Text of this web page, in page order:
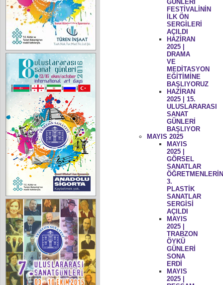
GÜNLERİ
FESTİVALİNİN
İLK ÖN
SERGİLERİ
AÇILDI
HAZİRAN
2025 |
DRAMA
VE
MEDİTASYON
EĞİTİMİNE
BAŞLIYORUZ
HAZİRAN
2025 | 15.
ULUSLARARASI
SANAT
GÜNLERİ
BAŞLIYOR
MAYIS 2025
MAYIS
2025 |
GÖRSEL
SANATLAR
3.
PLASTİK
SANATLAR
SERGİSİ
AÇILDI
MAYIS
2025 |
TRABZON
ÖYKÜ
GÜNLERİ
SONA
ERDİ
MAYIS
2025 |